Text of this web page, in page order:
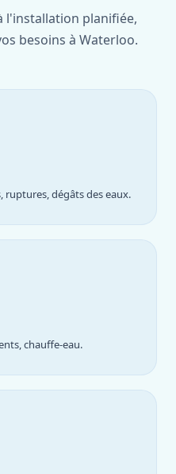
l'installation planifiée,
besoins à Waterloo.
dégâts des eaux.
chauffe-eau.